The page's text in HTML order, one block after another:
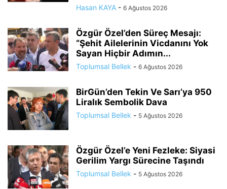
Hasan KAYA - 6 Ağustos 2026
Özgür Özel’den Süreç Mesajı:
“Şehit Ailelerinin Vicdanını Yok
Sayan Hiçbir Adımın...
Toplumsal Bellek - 6 Ağustos 2026
BirGün’den Tekin Ve Sarı’ya 950
Liralık Sembolik Dava
Toplumsal Bellek - 5 Ağustos 2026
Özgür Özel’e Yeni Fezleke: Siyasi
Gerilim Yargı Sürecine Taşındı
Toplumsal Bellek - 5 Ağustos 2026